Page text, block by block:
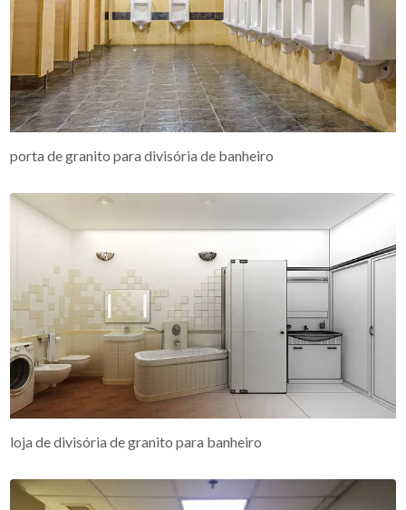
porta de granito para divisória de banheiro
loja de divisória de granito para banheiro